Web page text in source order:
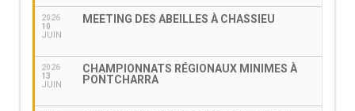
2026
10
JUIN
MEETING DES ABEILLES À CHASSIEU
2026
13
JUIN
CHAMPIONNATS RÉGIONAUX MINIMES À
PONTCHARRA